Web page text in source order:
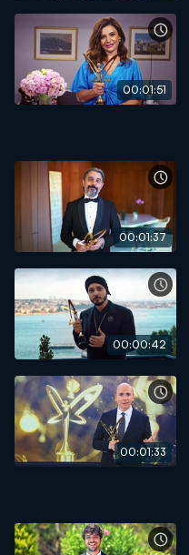
00:01:51
00:01:37
00:00:42
00:01:33